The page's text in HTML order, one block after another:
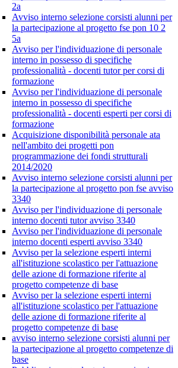
2a
Avviso interno selezione corsisti alunni per
la partecipazione al progetto fse pon 10 2
5a
Avviso per l'individuazione di personale
interno in possesso di specifiche
professionalità - docenti tutor per corsi di
formazione
Avviso per l'individuazione di personale
interno in possesso di specifiche
professionalità - docenti esperti per corsi di
formazione
Acquisizione disponibilità personale ata
nell'ambito dei progetti pon
programmazione dei fondi strutturali
2014/2020
Avviso interno selezione corsisti alunni per
la partecipazione al progetto pon fse avviso
3340
Avviso per l'individuazione di personale
interno docenti tutor avviso 3340
Avviso per l'individuazione di personale
interno docenti esperti avviso 3340
Avviso per la selezione esperti interni
all'istituzione scolastico per l'attuazione
delle azione di formazione riferite al
progetto competenze di base
Avviso per la selezione esperti interni
all'istituzione scolastico per l'attuazione
delle azione di formazione riferite al
progetto competenze di base
avviso interno selezione corsisti alunni per
la partecipazione al progetto competenze di
base